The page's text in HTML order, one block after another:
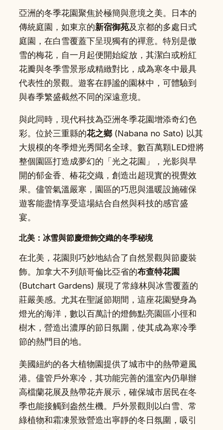
亞洲的冬季花園聚焦於極簡與意境之美。日本的
傳統庭園，如東京的新宿御苑及京都的多處日式
庭園，在白雪覆蓋下呈現獨有的禪意。特別是傲
雪的梅花，自一月起便開始綻放，其潔白或粉紅
花瓣與冬季雪景形成精緻對比，成為寒冬中最具
代表性的景觀。遊客在靜謐的園林中，可體驗到
與春季繁盛截然不同的深遠意境。
與此同時，現代科技為亞洲冬季花園增添奇幻色
彩。位於三重縣的花之鄉(Nabana no Sato) 以其
大規模的冬季燈光秀聞名全球。數百萬顆LED燈將
整個園區打造成夢幻的「光之花園」，光影與早
開的郁金香、椿花交織，創造出超現實的視覺效
果。儘管氣溫嚴寒，園區的巧思與溫暖設施確保
遊客能盡情享受這場結合自然與科技的感官盛
宴。
北美：冰雪與節慶燈飾交織的冬季秘境
在北美，花園則巧妙地結合了自然景觀與節慶裝
飾。加拿大不列顛哥倫比亞省的布查特花園
(Butchart Gardens) 展現了常綠林與冰雪覆蓋的
莊嚴美感。尤其在聖誕節期間，這座花園變身為
燈光的海洋，數以百萬計的燈飾點亮園區小徑和
樹木，營造出濃厚的節日氛圍，使其成為寒冷季
節的熱門目的地。
美國紐約的各大植物園提供了城市中的熱帶避風
港。儘管戶外寒冷，其功能完善的溫室內仍舉辦
高檔蘭花展及熱帶花卉展示，確保城市居民在冬
季也能接觸到盎然生機。戶外景觀則以白雪、常
綠植物和霜凍景致營造出寧靜的冬日氛圍，吸引